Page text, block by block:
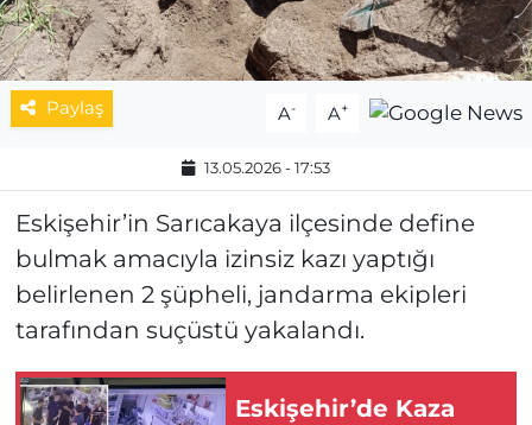
Paylaş A- A+
13.05.2026 - 17:53
Eskişehir’in Sarıcakaya ilçesinde define
bulmak amacıyla izinsiz kazı yaptığı
belirlenen 2 şüpheli, jandarma ekipleri
tarafından suçüstü yakalandı.
Eskişehir’de Kaza